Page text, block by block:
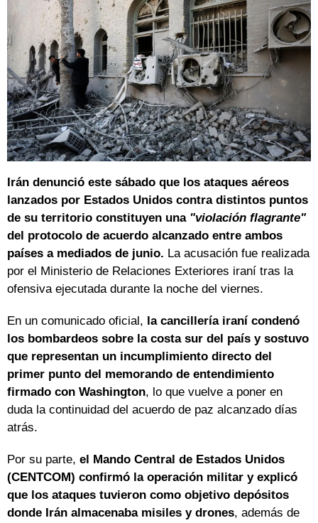
Irán denunció este sábado que los ataques aéreos
lanzados por Estados Unidos contra distintos puntos
de su territorio constituyen una"violación flagrante"
del protocolo de acuerdo alcanzado entre ambos
países a mediados de junio. La acusación fue realizada
por el Ministerio de Relaciones Exteriores iraní tras la
ofensiva ejecutada durante la noche del viernes.
En un comunicado oficial, la cancillería iraní condenó
los bombardeos sobre la costa sur del país y sostuvo
que representan un incumplimiento directo del
primer punto del memorando de entendimiento
firmado con Washington, lo que vuelve a poner en
duda la continuidad del acuerdo de paz alcanzado días
atrás.
Por su parte, el Mando Central de Estados Unidos
(CENTCOM) confirmó la operación militar y explicó
que los ataques tuvieron como objetivo depósitos
donde Irán almacenaba misiles y drones, además de